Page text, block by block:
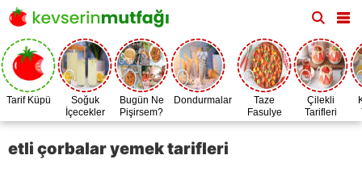
Tarif Küpü
Soğuk
İçecekler
Bugün Ne
Pişirsem?
Dondurmalar
Taze
Fasulye
Zamanı
Çilekli
Tarifleri
etli çorbalar yemek tarifleri